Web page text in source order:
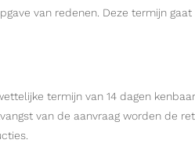
van redenen. Deze termijn
termijn van 14 dagen
van de aanvraag worden de